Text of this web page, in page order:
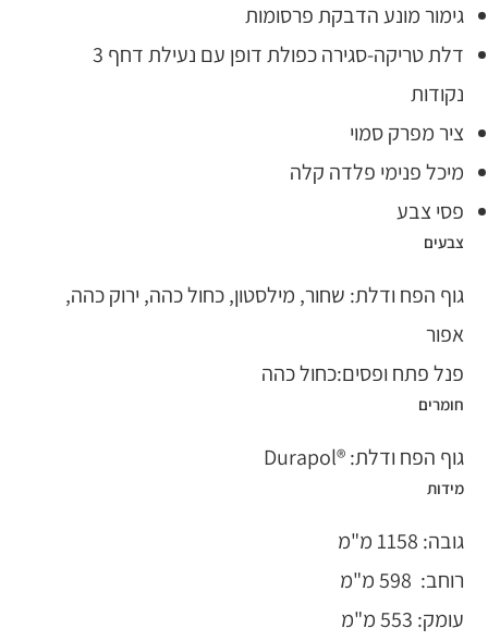
גימור מונע הדבקת פרסומות
דלת טריקה-סגירה כפולת דופן עם נעילת דחף 3
נקודות
ציר מפרק סמוי
מיכל פנימי פלדה קלה
פסי צבע
צבעים
גוף הפח ודלת: שחור, מילסטון, כחול כהה, ירוק כהה,
אפור
פנל פתח ופסים:כחול כהה
חומרים
גוף הפח ודלת: ®Durapol
מידות
גובה: 1158 מ"מ
רוחב: 598 מ"מ
עומק: 553 מ"מ